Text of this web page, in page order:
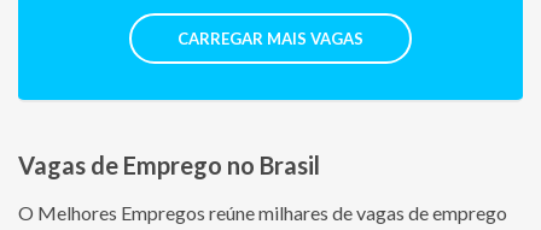
CARREGAR MAIS VAGAS
Vagas de Emprego no Brasil
O Melhores Empregos reúne milhares de vagas de emprego